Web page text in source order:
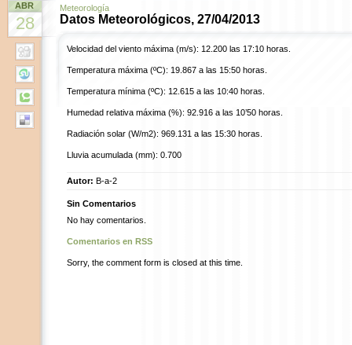
ABR
28
Meteorología
Datos Meteorológicos, 27/04/2013
Velocidad del viento máxima (m/s): 12.200 las 17:10 horas.
Temperatura máxima (ºC): 19.867 a las 15:50 horas.
Temperatura mínima (ºC): 12.615 a las 10:40 horas.
Humedad relativa máxima (%): 92.916 a las 10’50 horas.
Radiación solar (W/m2): 969.131 a las 15:30 horas.
Lluvia acumulada (mm): 0.700
Autor: B-a-2
Sin Comentarios
No hay comentarios.
Comentarios en RSS
Sorry, the comment form is closed at this time.